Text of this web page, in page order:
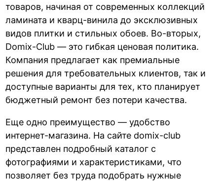
товаров, начиная от современных коллекций
ламината и кварц-винила до эксклюзивных
видов плитки и стильных обоев. Во-вторых,
Domix-Club — это гибкая ценовая политика.
Компания предлагает как премиальные
решения для требовательных клиентов, так и
доступные варианты для тех, кто планирует
бюджетный ремонт без потери качества.
Еще одно преимущество — удобство
интернет-магазина. На сайте domix-club
представлен подробный каталог с
фотографиями и характеристиками, что
позволяет без труда подобрать нужные